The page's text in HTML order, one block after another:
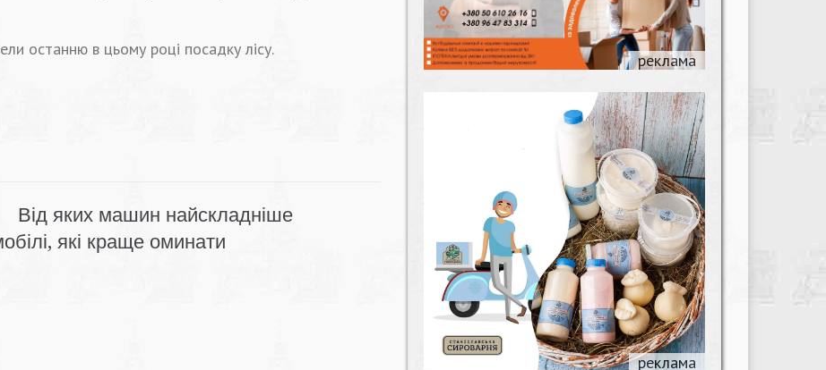
останню в цьому році посадку лісу.
Від яких машин найскладніше
які краще оминати